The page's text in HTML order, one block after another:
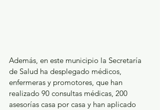
Además, en este municipio la Secretaría
de Salud ha desplegado médicos,
enfermeras y promotores, que han
realizado 90 consultas médicas, 200
asesorías casa por casa y han aplicado